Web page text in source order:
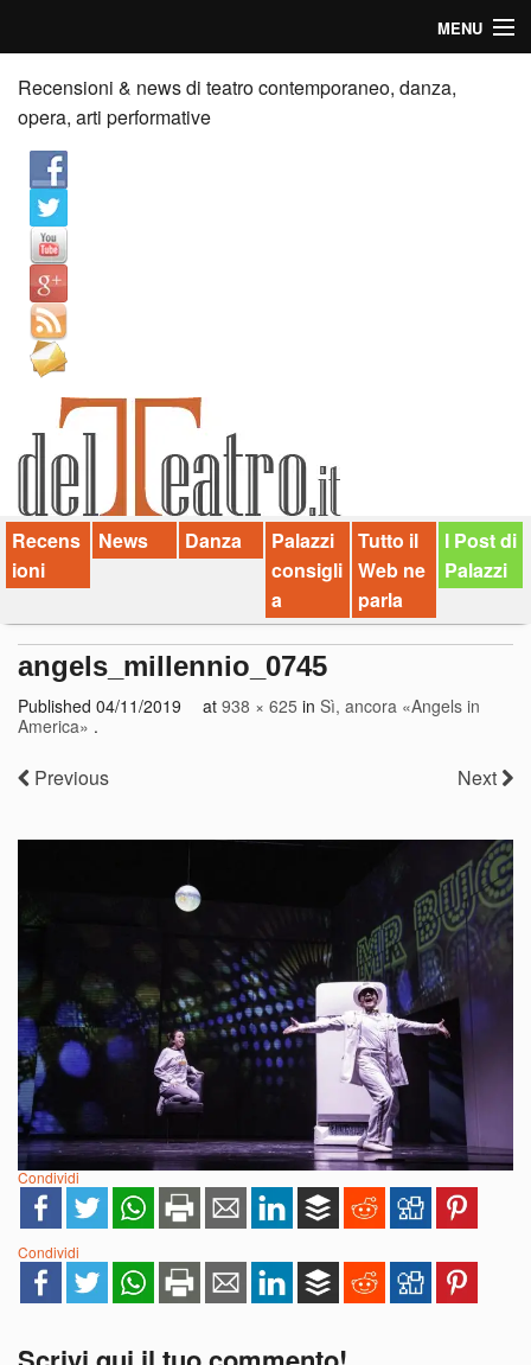
MENU
Home
Recensioni
Anticipazioni
News
Palazzi consiglia
Video
Chi siamo
Contatti
dT in English
Recensioni & news di teatro contemporaneo, danza,
opera, arti performative
Recens
ioni
News Danza
Palazzi
consigli
a
Tutto il
Web ne
parla
I Post di
Palazzi
angels_millennio_0745
Published 04/11/2019 at 938 × 625 in Sì, ancora «Angels in
America» .
Previous Next
Condividi
Condividi